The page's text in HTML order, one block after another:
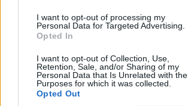
I want to opt-out of processing my
Personal Data for Targeted Advertising.
Opted In
I want to opt-out of Collection, Use,
Retention, Sale, and/or Sharing of my
Personal Data that Is Unrelated with the
Purposes for which it was collected.
Opted Out
ΜΟΥΝΤΙΑΛ 2026